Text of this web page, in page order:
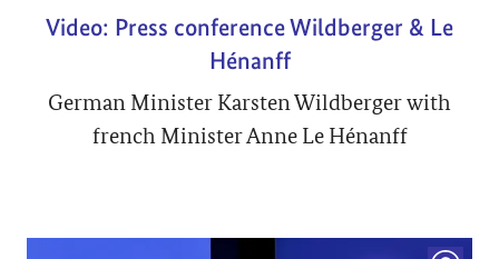
Video: Press conference Wildberger & Le
Hénanff
German Minister Karsten Wildberger with
french Minister Anne Le Hénanff